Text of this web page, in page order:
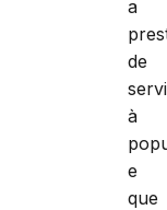
a
de
à
e
que